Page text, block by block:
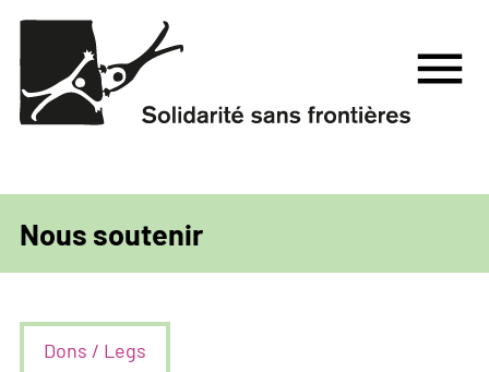
Aller
contenu
principal
menu
Nous soutenir
Dons / Legs